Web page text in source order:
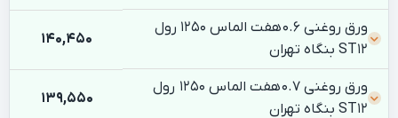
ورق روغنی 0.6 هفت الماس 1250 رول
ST12 بنگاه تهران
140,450
ورق روغنی 0.7 هفت الماس 1250 رول
ST12 بنگاه تهران
139,550